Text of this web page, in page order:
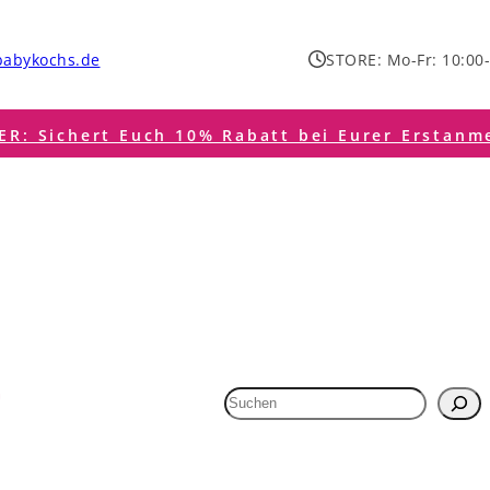
STORE: Mo-Fr:
Sichert Euch 10% Rabatt bei Eurer
Suchen